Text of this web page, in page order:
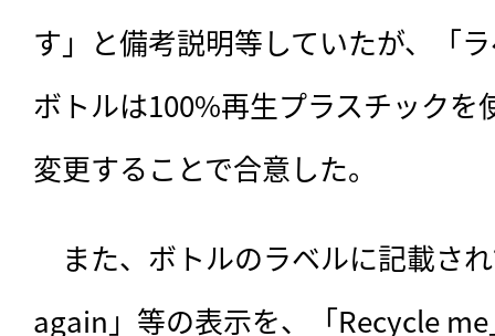
す」と備考説明等していたが、「
ボトルは100%再生プラスチックを
変更することで合意した。
また、ボトルのラベルに記載さ
again」等の表示を、「Recycle